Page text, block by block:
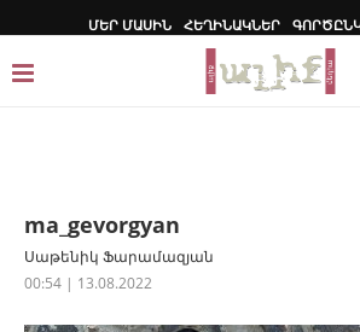
ՄԵՐ ՄԱՍԻՆ ՀԵՂԻՆԱԿՆԵՐ
ma_gevorgyan
Սաթենիկ Ֆարամազյան
00:54 | 13.08.2022